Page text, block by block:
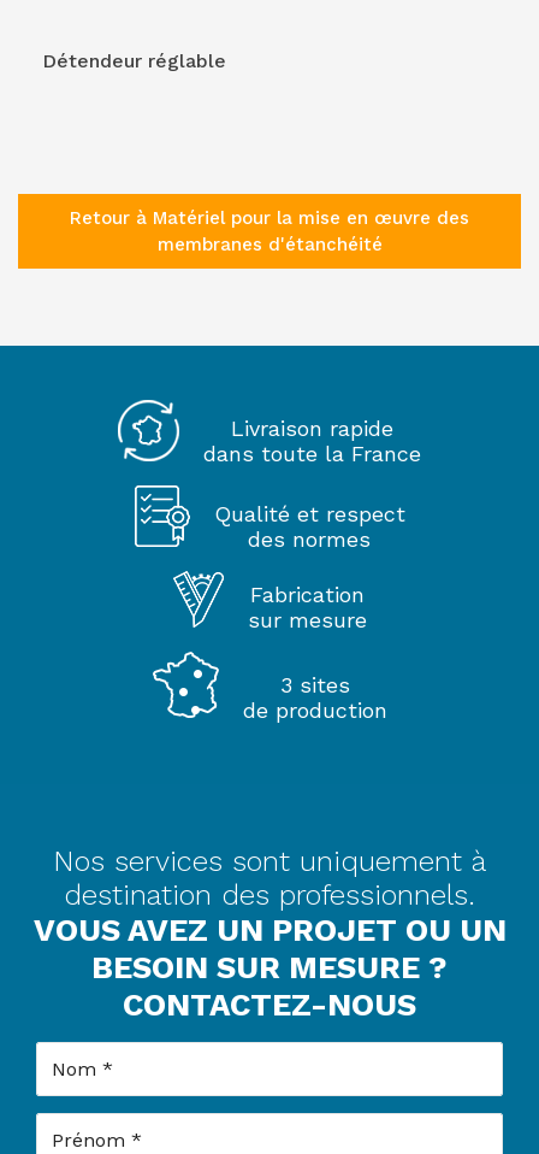
Détendeur réglable
Retour à Matériel pour la mise en œuvre des
membranes d'étanchéité
Livraison rapide
dans toute la France
Qualité et respect
des normes
Fabrication
sur mesure
3 sites
de production
Nos services sont uniquement à
destination des professionnels.
VOUS AVEZ UN PROJET OU UN
BESOIN SUR MESURE ?
CONTACTEZ-NOUS